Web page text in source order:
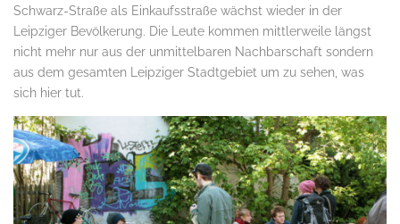
Schwarz-Straße als Einkaufsstraße wächst wieder in der
Leipziger Bevölkerung. Die Leute kommen mittlerweile längst
nicht mehr nur aus der unmittelbaren Nachbarschaft sondern
aus dem gesamten Leipziger Stadtgebiet um zu sehen, was
sich hier tut.